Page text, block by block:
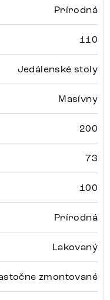
Prírodná
110
Jedálenské stoly
Masívny
200
73
100
Prírodná
Lakovaný
zmontované